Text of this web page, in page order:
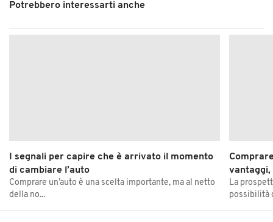
Potrebbero interessarti anche
I segnali per capire che è arrivato il momento
di cambiare l’auto
Comprare un’auto è una scelta importante, ma al netto
della no...
La
possibilità